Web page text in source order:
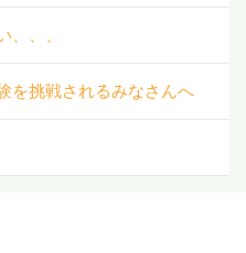
、、、
を挑戦されるみなさんへ